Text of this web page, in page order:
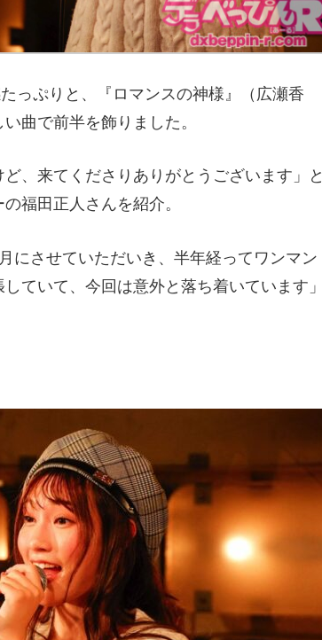
っぷりと、『ロマンスの神様』（広瀬香
曲で前半を飾りました。
、来てくださりありがとうございます」と
福田正人さんを紹介。
にさせていただいき、半年経ってワンマン
ていて、今回は意外と落ち着いています」